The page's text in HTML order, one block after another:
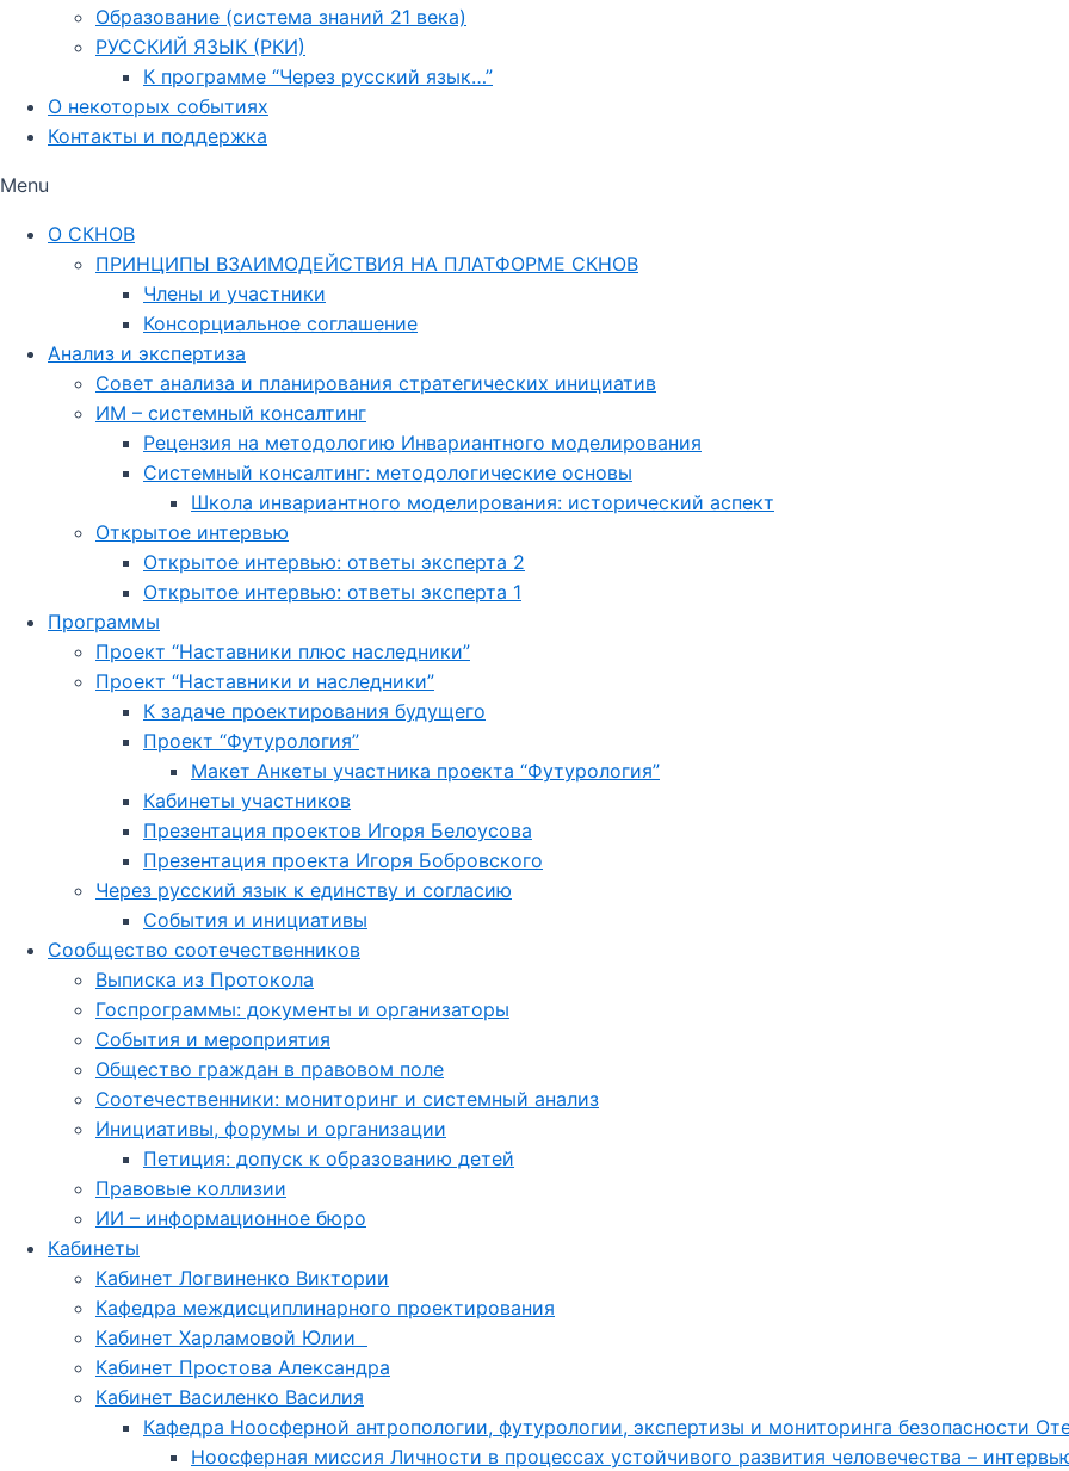
Образование (система знаний 21 века)
РУССКИЙ ЯЗЫК (РКИ)
К программе “Через русский язык…”
О некоторых событиях
Контакты и поддержка
Menu
О СКНОВ
ПРИНЦИПЫ ВЗАИМОДЕЙСТВИЯ НА ПЛАТФОРМЕ СКНОВ
Члены и участники
Консорциальное соглашение
Анализ и экспертиза
Совет анализа и планирования стратегических инициатив
ИМ – системный консалтинг
Рецензия на методологию Инвариантного моделирования
Системный консалтинг: методологические основы
Школа инвариантного моделирования: исторический аспект
Открытое интервью
Открытое интервью: ответы эксперта 2
Открытое интервью: ответы эксперта 1
Программы
Проект “Наставники плюс наследники”
Проект “Наставники и наследники”
К задаче проектирования будущего
Проект “Футурология”
Макет Анкеты участника проекта “Футурология”
Кабинеты участников
Презентация проектов Игоря Белоусова
Презентация проекта Игоря Бобровского
Через русский язык к единству и согласию
События и инициативы
Сообщество соотечественников
Выписка из Протокола
Госпрограммы: документы и организаторы
События и мероприятия
Общество граждан в правовом поле
Соотечественники: мониторинг и системный анализ
Инициативы, форумы и организации
Петиция: допуск к образованию детей
Правовые коллизии
ИИ – информационное бюро
Кабинеты
Кабинет Логвиненко Виктории
Кафедра междисциплинарного проектирования
Кабинет Харламовой Юлии
Кабинет Простова Александра
Кабинет Василенко Василия
Кафедра Ноосферной антропологии, футурологии, экспертизы и мониторинга безопасности
Ноосферная миссия Личности в процессах устойчивого развития человечества –